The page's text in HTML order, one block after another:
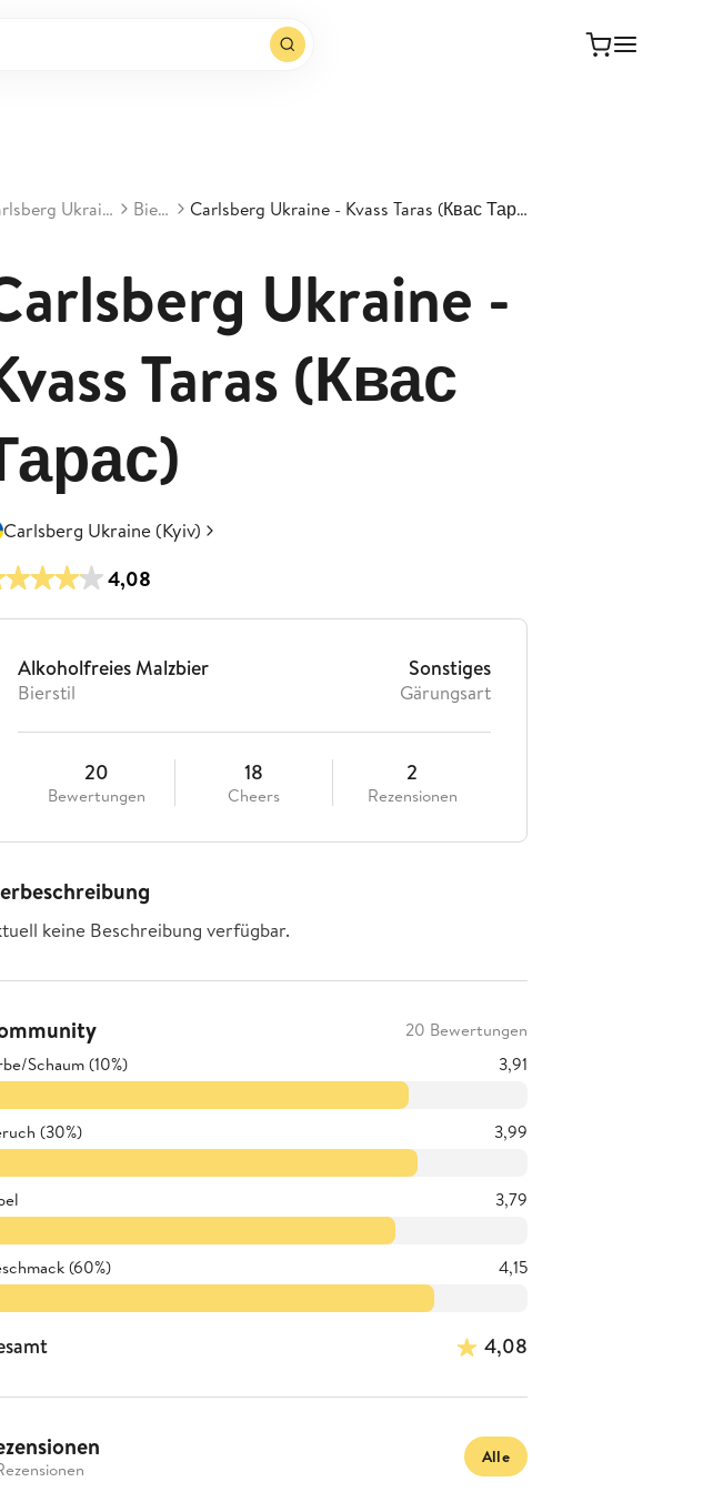
Carlsberg Ukraine Biere Carlsberg Ukraine - Kvass Taras (Квас Тарас)
Ukraine -
Taras (Квас
Carlsberg Ukraine (Kyiv)
4,08
Alkoholfreies Malzbier
Bierstil
Sonstiges
Gärungsart
20
Bewertungen
18
Cheers
2
Rezensionen
keine Beschreibung verfügbar.
20 Bewertungen
Schaum (10%)
3,91
(30%) 3,99
3,79
(60%) 4,15
4,08
Alle